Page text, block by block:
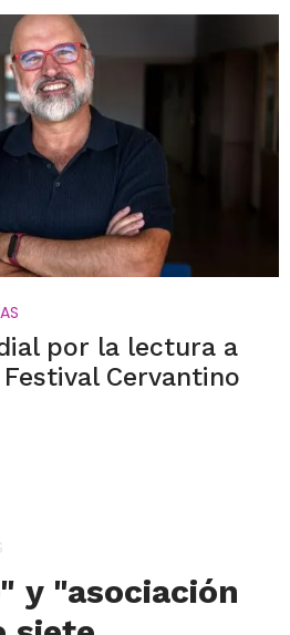
por la lectura a
Cervantino
y "asociación